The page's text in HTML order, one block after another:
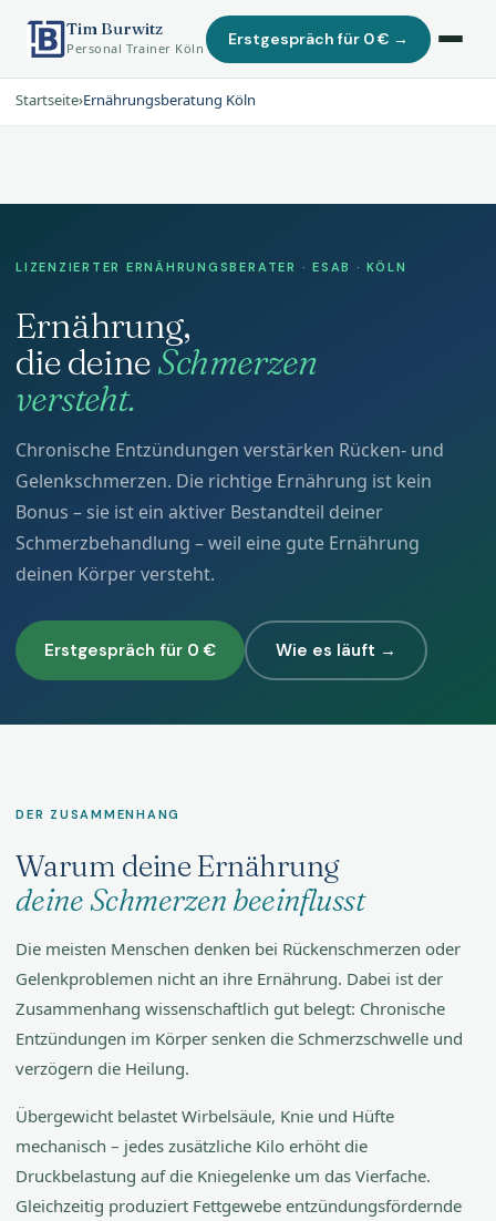
Tim Burwitz
Personal Trainer Köln Erstgespräch für 0 € →
Startseite›Ernährungsberatung Köln
LIZENZIERTER ERNÄHRUNGSBERATER · ESAB · KÖLN
Ernährung,
die deineSchmerzen
versteht.
Chronische Entzündungen verstärken Rücken- und
Gelenkschmerzen. Die richtige Ernährung ist kein
Bonus – sie ist ein aktiver Bestandteil deiner
Schmerzbehandlung – weil eine gute Ernährung
deinen Körper versteht.
Erstgespräch für 0 € Wie es läuft →
DER ZUSAMMENHANG
Warum deine Ernährung
deine Schmerzen beeinflusst
Die meisten Menschen denken bei Rückenschmerzen oder
Gelenkproblemen nicht an ihre Ernährung. Dabei ist der
Zusammenhang wissenschaftlich gut belegt: Chronische
Entzündungen im Körper senken die Schmerzschwelle und
verzögern die Heilung.
Übergewicht belastet Wirbelsäule, Knie und Hüfte
mechanisch – jedes zusätzliche Kilo erhöht die
Druckbelastung auf die Kniegelenke um das Vierfache.
Gleichzeitig produziert Fettgewebe entzündungsfördernde